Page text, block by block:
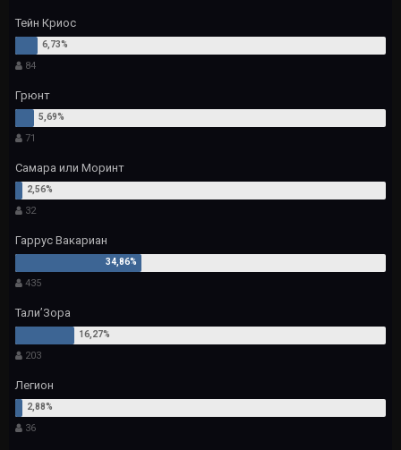
Тейн Криос
84
Грюнт
71
Самара или Моринт
32
Гаррус Вакариан
435
Тали’Зора
203
Легион
36